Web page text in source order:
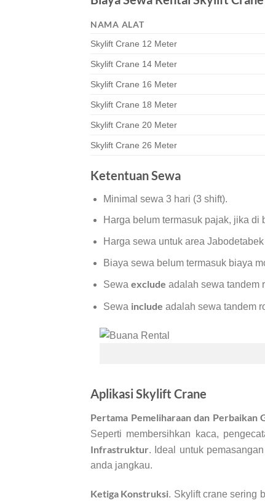
NAMA ALAT
Skylift Crane 12 Meter
Skylift Crane 14 Meter
Skylift Crane 16 Meter
Skylift Crane 18 Meter
Skylift Crane 20 Meter
Skylift Crane 26 Meter
Ketentuan Sewa
Minimal sewa 3 hari (3 shift).
Harga belum termasuk pajak, jika di
Harga sewa untuk area
Biaya sewa belum termasuk biaya
Sewa exclude adalah sewa tandem
Sewa include adalah sewa tandem
Aplikasi Skylift Crane
Pertama Pemeliharaan dan Perbaikan
Seperti membersihkan kaca,
Infrastruktur. Ideal untuk
anda jangkau.
Ketiga Konstruksi. Skylift crane sering